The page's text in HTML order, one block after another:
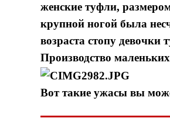
женские туфли,
крупной ногой была
возраста стопу
Производство
Вот такие ужасы вы